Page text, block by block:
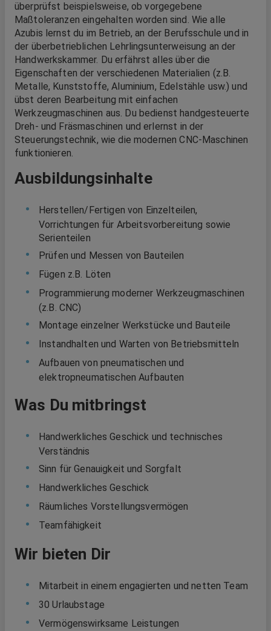
überprüfst beispielsweise, ob vorgegebene
Maßtoleranzen eingehalten worden sind. Wie alle
Azubis lernst du im Betrieb, an der Berufsschule und in
der überbetrieblichen Lehrlingsunterweisung an der
Handwerkskammer. Du erfährst alles über die
Eigenschaften der verschiedenen Materialien (z.B.
Metalle, Kunststoffe, Aluminium, Edelstähle usw.) und
übst deren Bearbeitung mit einfachen
Werkzeugmaschinen aus. Du bedienst handgesteuerte
Dreh- und Fräsmaschinen und erlernst in der
Steuerungstechnik, wie die modernen CNC-Maschinen
funktionieren.
Ausbildungsinhalte
Herstellen/Fertigen von Einzelteilen,
Vorrichtungen für Arbeitsvorbereitung sowie
Serienteilen
Prüfen und Messen von Bauteilen
Fügen z.B. Löten
Programmierung moderner Werkzeugmaschinen
(z.B. CNC)
Montage einzelner Werkstücke und Bauteile
Instandhalten und Warten von Betriebsmitteln
Aufbauen von pneumatischen und
elektropneumatischen Aufbauten
Was Du mitbringst
Handwerkliches Geschick und technisches
Verständnis
Sinn für Genauigkeit und Sorgfalt
Handwerkliches Geschick
Räumliches Vorstellungsvermögen
Teamfähigkeit
Wir bieten Dir
Mitarbeit in einem engagierten und netten Team
30 Urlaubstage
Vermögenswirksame Leistungen